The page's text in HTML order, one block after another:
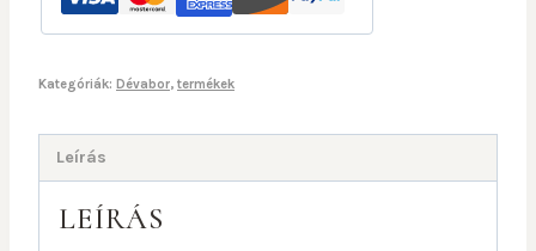
Kategóriák: Dévabor, termékek
Leírás
LEÍRÁS